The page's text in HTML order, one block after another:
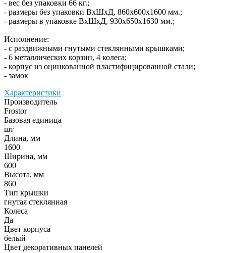
- вес без упаковки 66 кг.;
- размеры без упаковки ВхШхД, 860х600х1600 мм.;
- размеры в упаковке ВхШхД, 930х650х1630 мм.;
Исполнение:
- с раздвижными гнутыми стеклянными крышками;
- 6 металлических корзин, 4 колеса;
- корпус из оцинкованной пластифицированной стали;
- замок
Характеристики
Производитель
Frostor
Базовая единица
шт
Длина, мм
1600
Ширина, мм
600
Высота, мм
860
Тип крышки
гнутая стеклянная
Колеса
Да
Цвет корпуса
белый
Цвет декоративных панелей